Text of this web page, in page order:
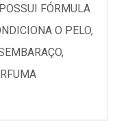
FÓRMULA
O PELO,